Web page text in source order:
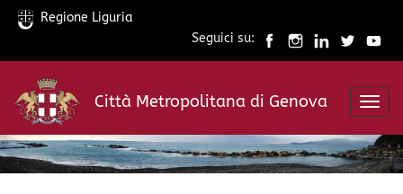
Salta
contenuto
principale
Regione Liguria
Seguici su:
Città Metropolitana di Genova